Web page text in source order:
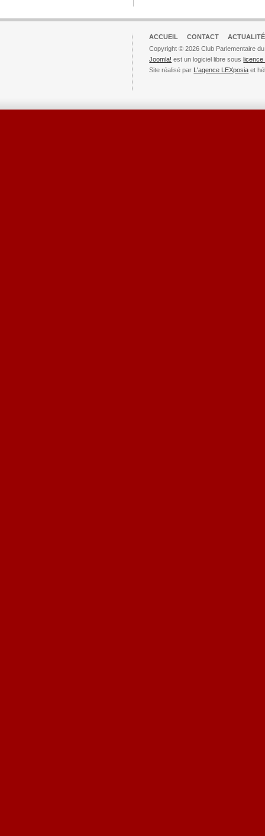
ACCUEIL CONTACT
Copyright © 2026 Club Parlementaire
Joomla! est un logiciel libre souslicence
Site réalisé par L'agence LEXposia et